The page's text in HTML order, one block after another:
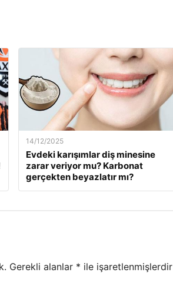
14/12/2025
Evdeki karışımlar diş minesine
zarar veriyor mu? Karbonat
gerçekten beyazlatır mı?
Gerekli alanlar * ile işaretlenmişlerdir